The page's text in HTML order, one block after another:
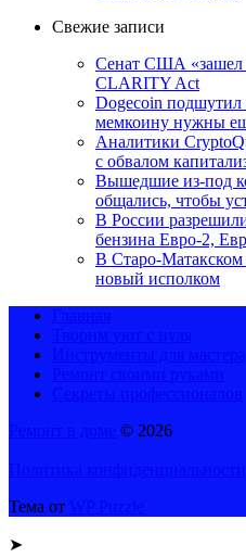
Свежие записи
Сенат США «зашел
CLARITY Act
Dogecoin подшутил
мемкоину нужны
Аналитики
с обвалом
Вышедшие из-под
общались, чтобы
В России
бензина Евро-2,
В Старо-Матакском
новый исполком
© 2026
Тема от
➤